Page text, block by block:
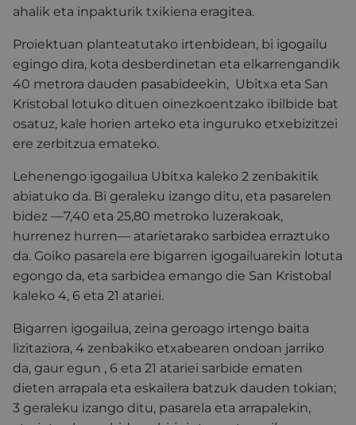
ahalik eta inpakturik txikiena eragitea.
Proiektuan planteatutako irtenbidean, bi igogailu
egingo dira, kota desberdinetan eta elkarrengandik
40 metrora dauden pasabideekin, Ubitxa eta San
Kristobal lotuko dituen oinezkoentzako ibilbide bat
osatuz, kale horien arteko eta inguruko etxebizitzei
ere zerbitzua emateko.
Lehenengo igogailua Ubitxa kaleko 2 zenbakitik
abiatuko da. Bi geraleku izango ditu, eta pasarelen
bidez —7,40 eta 25,80 metroko luzerakoak,
hurrenez hurren— atarietarako sarbidea erraztuko
da. Goiko pasarela ere bigarren igogailuarekin lotuta
egongo da, eta sarbidea emango die San Kristobal
kaleko 4, 6 eta 21 atariei.
Bigarren igogailua, zeina geroago irtengo baita
lizitaziora, 4 zenbakiko etxabearen ondoan jarriko
da, gaur egun , 6 eta 21 atariei sarbide ematen
dieten arrapala eta eskailera batzuk dauden tokian;
3 geraleku izango ditu, pasarela eta arrapalekin,